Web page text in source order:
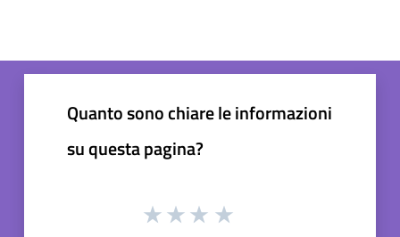
Quanto sono chiare le informazioni
su questa pagina?